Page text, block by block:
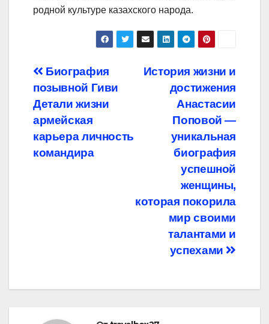
родной культуре казахского народа.
Навигация
по
записям
История жизни и
достижения
Анастасии
Поповой —
уникальная
биография
успешной
женщины,
которая покорила
мир своими
талантами и
успехами
Биография
позывной Гиви
Детали жизни
армейская
карьера личность
командира